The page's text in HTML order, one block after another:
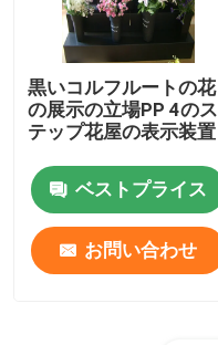
黒いコルフルートの花
の展示の立場PP 4のス
テップ花屋の表示装置
ベストプライス
お問い合わせ